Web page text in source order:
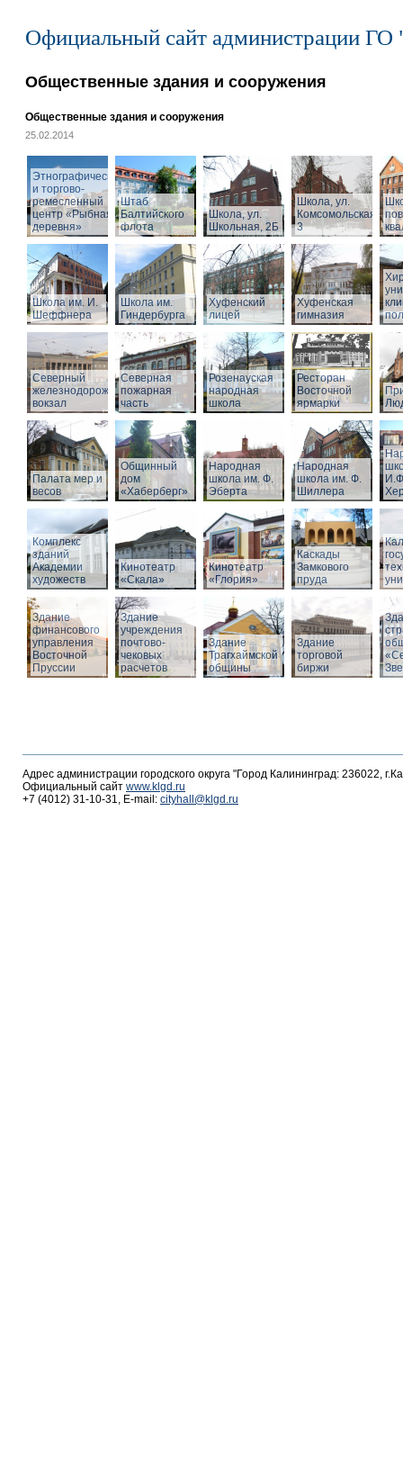
Официальный сайт администрации ГО
Общественные здания и сооружения
Общественные здания и сооружения
25.02.2014
Этнографический
и торгово-
ремесленный
центр «Рыбная
деревня»
Штаб
Балтийского
флота
Школа, ул.
Школьная, 2Б
Школа, ул.
Комсомольская,
3
Школа им. И.
Шеффнера
Школа им.
Гиндербурга
Хуфенский
лицей
Хуфенская
гимназия
Северный
железнодорожный
вокзал
Северная
пожарная
часть
Розенауская
народная
школа
Ресторан
Восточной
ярмарки
Палата мер и
весов
Общинный
дом
«Хаберберг»
Народная
школа им. Ф.
Эберта
Народная
школа им. Ф.
Шиллера
Комплекс
зданий
Академии
художеств
Кинотеатр
«Скала»
Кинотеатр
«Глория»
Каскады
Замкового
пруда
Здание
финансового
управления
Восточной
Пруссии
Здание
учреждения
почтово-
чековых
расчетов
Здание
Трагхаймской
общины
Здание
торговой
биржи
Адрес администрации городского округа "Город Калининград: 236022,
Официальный сайт www.klgd.ru
+7 (4012) 31-10-31, E-mail: cityhall@klgd.ru